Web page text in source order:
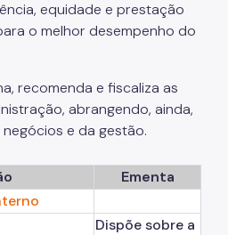
equidade e prestação
o melhor desempenho do
recomenda e fiscaliza as
abrangendo, ainda,
e da gestão.
Ementa
Dispõe sobre a